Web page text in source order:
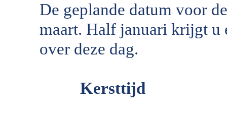
De geplande datum voor
maart. Half januari krijgt u
over deze dag.
Kersttijd